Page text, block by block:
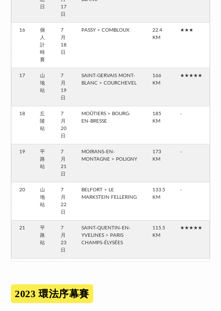
日
17
日
16
個
人
計
時
賽
7
月
18
日
PASSY > COMBLOUX
22.4
KM
★★★
17
山
地
站
7
月
19
日
SAINT-GERVAIS MONT-
BLANC > COURCHEVEL
166
KM
★★★★★
18
丘
陵
站
7
月
20
日
MOÛTIERS > BOURG-
EN-BRESSE
185
KM
-
19
平
路
站
7
月
21
日
MOIRANS-EN-
MONTAGNE > POLIGNY
173
KM
-
20
山
地
站
7
月
22
日
BELFORT > LE
MARKSTEIN FELLERING
133.5
KM
-
21
平
路
站
7
月
23
日
SAINT-QUENTIN-EN-
YVELINES > PARIS
CHAMPS-ÉLYSÉES
115.5
KM
★★★★★
2023 環法序幕賽